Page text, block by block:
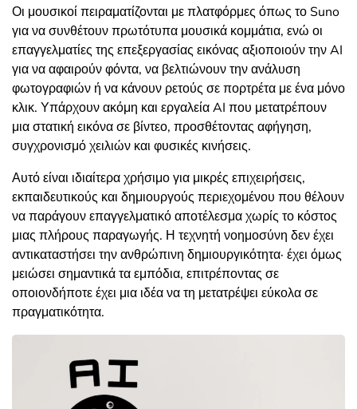
Οι μουσικοί πειραματίζονται με πλατφόρμες όπως το Suno
για να συνθέτουν πρωτότυπα μουσικά κομμάτια, ενώ οι
επαγγελματίες της επεξεργασίας εικόνας αξιοποιούν την AI
για να αφαιρούν φόντα, να βελτιώνουν την ανάλυση
φωτογραφιών ή να κάνουν ρετούς σε πορτρέτα με ένα μόνο
κλικ. Υπάρχουν ακόμη και εργαλεία AI που μετατρέπουν
μια στατική εικόνα σε βίντεο, προσθέτοντας αφήγηση,
συγχρονισμό χειλιών και φυσικές κινήσεις.
Αυτό είναι ιδιαίτερα χρήσιμο για μικρές επιχειρήσεις,
εκπαιδευτικούς και δημιουργούς περιεχομένου που θέλουν
να παράγουν επαγγελματικό αποτέλεσμα χωρίς το κόστος
μιας πλήρους παραγωγής. Η τεχνητή νοημοσύνη δεν έχει
αντικαταστήσει την ανθρώπινη δημιουργικότητα· έχει όμως
μειώσει σημαντικά τα εμπόδια, επιτρέποντας σε
οποιονδήποτε έχει μια ιδέα να τη μετατρέψει εύκολα σε
πραγματικότητα.